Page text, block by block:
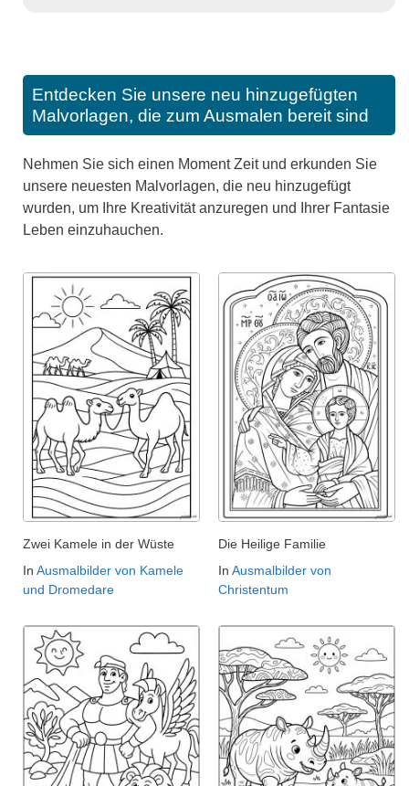
Entdecken Sie unsere neu hinzugefügten
Malvorlagen, die zum Ausmalen bereit sind
Nehmen Sie sich einen Moment Zeit und erkunden Sie
unsere neuesten Malvorlagen, die neu hinzugefügt
wurden, um Ihre Kreativität anzuregen und Ihrer Fantasie
Leben einzuhauchen.
Zwei Kamele in der Wüste
In Ausmalbilder von Kamele
und Dromedare
Die Heilige Familie
In Ausmalbilder von
Christentum